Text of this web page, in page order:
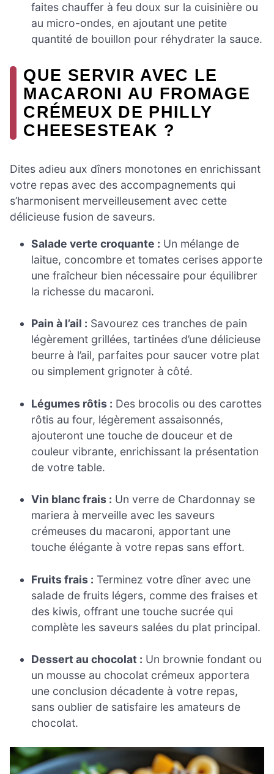
faites chauffer à feu doux sur la cuisinière ou
au micro-ondes, en ajoutant une petite
quantité de bouillon pour réhydrater la sauce.
QUE SERVIR AVEC LE
MACARONI AU FROMAGE
CRÉMEUX DE PHILLY
CHEESESTEAK ?
Dites adieu aux dîners monotones en enrichissant
votre repas avec des accompagnements qui
s’harmonisent merveilleusement avec cette
délicieuse fusion de saveurs.
Salade verte croquante : Un mélange de
laitue, concombre et tomates cerises apporte
une fraîcheur bien nécessaire pour équilibrer
la richesse du macaroni.
Pain à l’ail : Savourez ces tranches de pain
légèrement grillées, tartinées d’une délicieuse
beurre à l’ail, parfaites pour saucer votre plat
ou simplement grignoter à côté.
Légumes rôtis : Des brocolis ou des carottes
rôtis au four, légèrement assaisonnés,
ajouteront une touche de douceur et de
couleur vibrante, enrichissant la présentation
de votre table.
Vin blanc frais : Un verre de Chardonnay se
mariera à merveille avec les saveurs
crémeuses du macaroni, apportant une
touche élégante à votre repas sans effort.
Fruits frais : Terminez votre dîner avec une
salade de fruits légers, comme des fraises et
des kiwis, offrant une touche sucrée qui
complète les saveurs salées du plat principal.
Dessert au chocolat : Un brownie fondant ou
un mousse au chocolat crémeux apportera
une conclusion décadente à votre repas,
sans oublier de satisfaire les amateurs de
chocolat.